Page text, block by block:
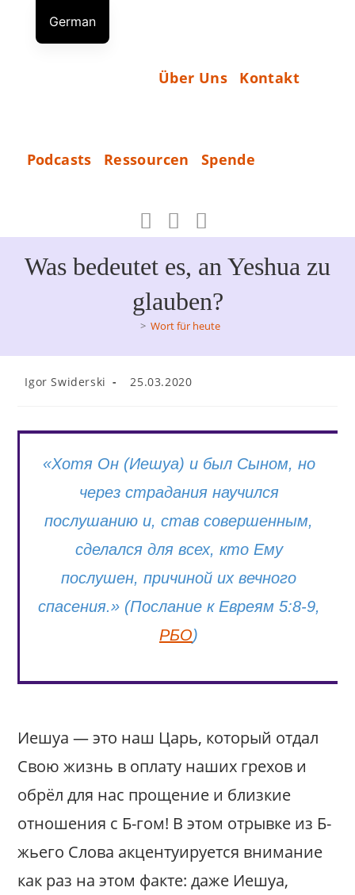
springen
Über Uns Kontakt
Podcasts Ressourcen Spende
N
D
Was bedeutet es, an Yeshua zu
glauben?
> Wort für heute
Beitrags-
Autor:
Igor Swiderski
Beitrag
25.03.2020
«Хотя Он (Иешуа) и был Сыном, но
через страдания научился
послушанию и, став совершенным,
сделался для всех, кто Ему
послушен, причиной их вечного
спасения.» (Послание к Евреям 5:8-9,
РБО)
Иешуа — это наш Царь, который отдал
Свою жизнь в оплату наших грехов и
обрёл для нас прощение и близкие
отношения с Б-гом! В этом отрывке из Б-
жьего Слова акцентуируется внимание
как раз на этом факте: даже Иешуа,
German
English